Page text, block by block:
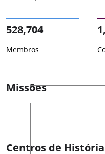
528,704
Membros
Missões
Centros de